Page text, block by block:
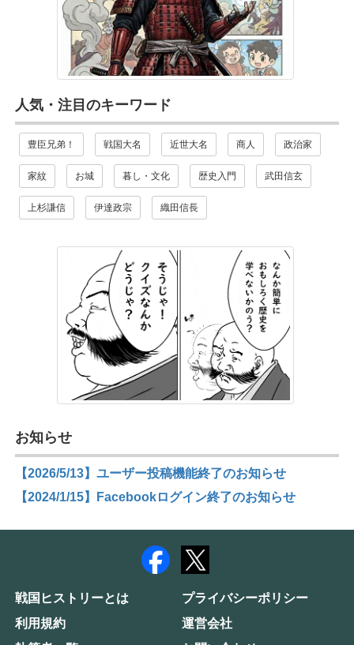
人気・注目のキーワード
豊臣兄弟！ 戦国大名 近世大名 商人 政治家
家紋 お城 暮し・文化 歴史入門 武田信玄
上杉謙信 伊達政宗 織田信長
お知らせ
【2026/5/13】ユーザー投稿機能終了のお知らせ
【2024/1/15】Facebookログイン終了のお知らせ
戦国ヒストリーとは
プライバシーポリシー
利用規約
運営会社